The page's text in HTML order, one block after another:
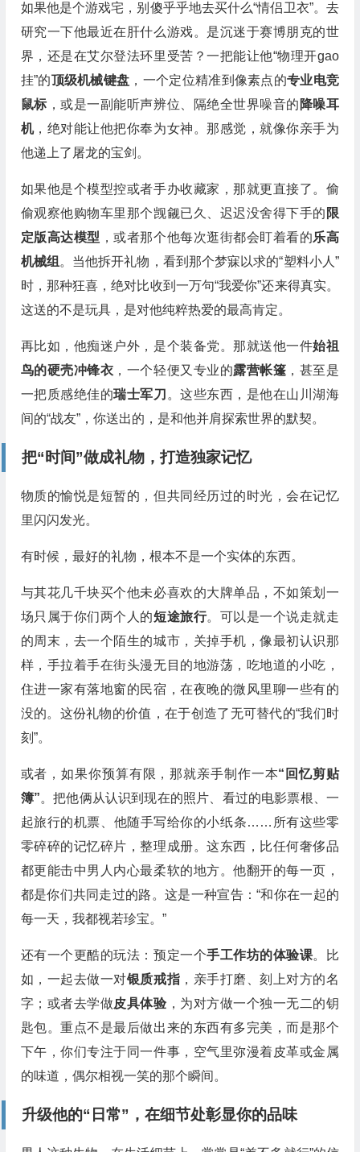
如果他是个游戏宅，别傻乎乎地去买什么“情侣卫衣”。去
研究一下他最近在肝什么游戏。是沉迷于赛博朋克的世
界，还是在艾尔登法环里受苦？一把能让他“物理开gao
挂”的顶级机械键盘 ，一个定位精准到像素点的专业电竞
鼠标，或是一副能听声辨位、隔绝全世界噪音的 降噪耳
机，绝对能让他把你奉为女神。那感觉，就像你亲手为
他递上了屠龙的宝剑。
如果他是个模型控或者手办收藏家，那就更直接了。偷
偷观察他购物车里那个觊觎已久、迟迟没舍得下手的 限
定版高达模型 ，或者那个他每次逛街都会盯着看的乐高
机械组 。当他拆开礼物，看到那个梦寐以求的“塑料小人”
时，那种狂喜，绝对比收到一万句“我爱你”还来得真实。
这送的不是玩具，是对他纯粹热爱的最高肯定。
再比如，他痴迷户外，是个装备党。那就送他一件始祖
鸟的硬壳冲锋衣 ，一个轻便又专业的露营帐篷 ，甚至是
一把质感绝佳的瑞士军刀 。这些东西，是他在山川湖海
间的“战友”，你送出的，是和他并肩探索世界的默契。
把“时间”做成礼物，打造独家记忆
物质的愉悦是短暂的，但共同经历过的时光，会在记忆
里闪闪发光。
有时候，最好的礼物，根本不是一个实体的东西。
与其花几千块买个他未必喜欢的大牌单品，不如策划一
场只属于你们两个人的短途旅行。可以是一个说走就走
的周末，去一个陌生的城市，关掉手机，像最初认识那
样，手拉着手在街头漫无目的地游荡，吃地道的小吃，
住进一家有落地窗的民宿，在夜晚的微风里聊一些有的
没的。这份礼物的价值，在于创造了无可替代的“我们时
刻”。
或者，如果你预算有限，那就亲手制作一本“回忆剪贴
簿”。把他俩从认识到现在的照片、看过的电影票根、一
起旅行的机票、他随手写给你的小纸条……所有这些零
零碎碎的记忆碎片，整理成册。这东西，比任何奢侈品
都更能击中男人内心最柔软的地方。他翻开的每一页，
都是你们共同走过的路。这是一种宣告：“和你在一起的
每一天，我都视若珍宝。”
还有一个更酷的玩法：预定一个手工作坊的体验课。比
如，一起去做一对银质戒指 ，亲手打磨、刻上对方的名
字；或者去学做皮具体验 ，为对方做一个独一无二的钥
匙包。重点不是最后做出来的东西有多完美，而是那个
下午，你们专注于同一件事，空气里弥漫着皮革或金属
的味道，偶尔相视一笑的那个瞬间。
升级他的“日常”，在细节处彰显你的品味